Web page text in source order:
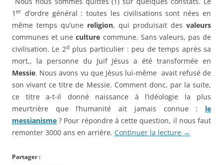
1 er d’ordre général : toutes les civilisations sont nées en
même temps qu’une religion, qui produisait des valeurs
communes et uneculture commune. Sans valeurs, pas de
civilisation. Le 2d plus particulier : peu de temps après sa
mort,, la personne du Juif Jésus a été transformée en
Messie. Nous avons vu que Jésus lui-même avait refusé de
son vivant ce titre de Messie. Comment donc, par la suite,
ce titre a-t-il donné naissance à l’idéologie la plus
meurtrière que l’humanité ait jamais connue : le
messianisme ? Pour répondre à cette question, il nous faut
remonter 3000 ans en arrière. Continuer la lecture →
Partager :